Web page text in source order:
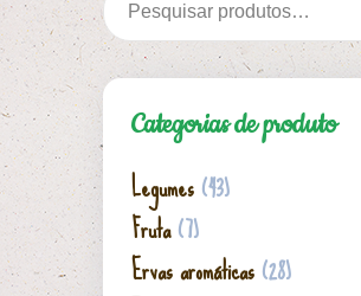
Categorias de produto
Legumes(43)
Fruta(7)
Ervas aromáticas(28)